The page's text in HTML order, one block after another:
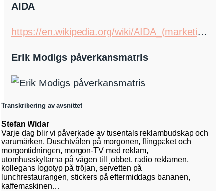
AIDA
https://en.wikipedia.org/wiki/AIDA_(marketing)
Erik Modigs påverkansmatris
Transkribering av avsnittet
Stefan Widar
Varje dag blir vi påverkade av tusentals reklambudskap och
varumärken. Duschtvålen på morgonen, flingpaket och
morgontidningen, morgon-TV med reklam,
utomhusskyltarna på vägen till jobbet, radio reklamen,
kollegans logotyp på tröjan, servetten på
lunchrestaurangen, stickers på eftermiddags bananen,
kaffemaskinen…